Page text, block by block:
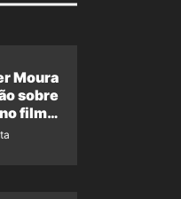
Moura
sobre
filme